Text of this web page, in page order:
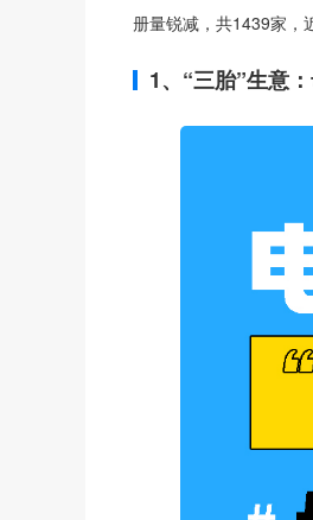
册量锐减，共1439家，
1、“三胎”生意